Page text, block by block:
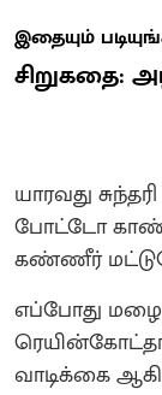
இதையும்
சிறுகதை:
யாரவது
போட்டோ
கண்ணீர்
எப்போது மழை
வாடிக்கை